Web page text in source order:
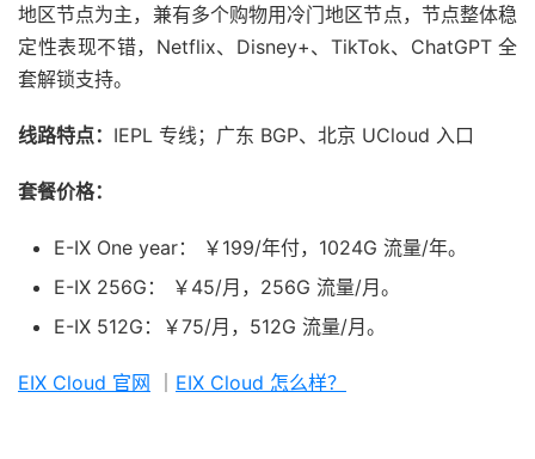
地区节点为主，兼有多个购物用冷门地区节点，节点整体稳
定性表现不错，Netflix、Disney+、TikTok、ChatGPT 全
套解锁支持。
线路特点： IEPL 专线；广东 BGP、北京 UCloud 入口
套餐价格：
E-IX One year： ￥199/年付，1024G 流量/年。
E-IX 256G： ￥45/月，256G 流量/月。
E-IX 512G：￥75/月，512G 流量/月。
EIX Cloud 官网 EIX Cloud 怎么样？